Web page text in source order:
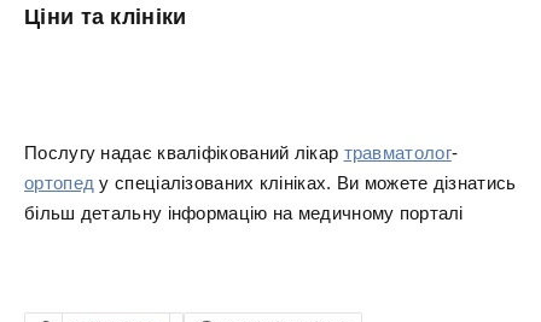
Ціни та клініки
Послугу надає кваліфікований лікар травматолог-
ортопед у спеціалізованих клініках. Ви можете дізнатись
більш детальну інформацію на медичному порталі